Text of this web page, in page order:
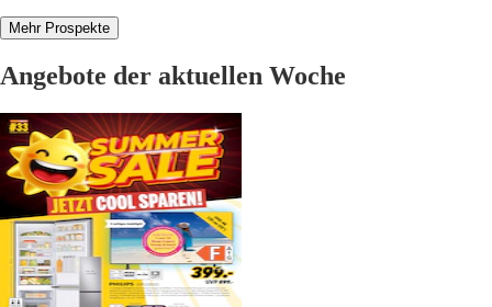
Mehr Prospekte
Angebote der aktuellen Woche